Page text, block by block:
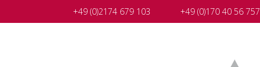
+49 (0)2174 679 103 +49 (0)170 40 56 757